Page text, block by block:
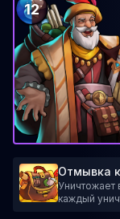
12
Отмывка
Уничтожает
каждый